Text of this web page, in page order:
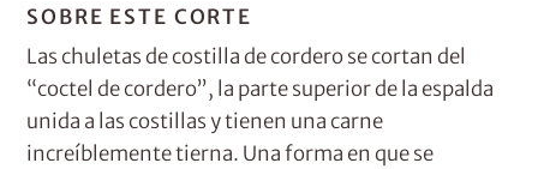
SOBRE ESTE CORTE
Las chuletas de costilla de cordero se cortan del
“coctel de cordero”, la parte superior de la espalda
unida a las costillas y tienen una carne
increíblemente tierna. Una forma en que se